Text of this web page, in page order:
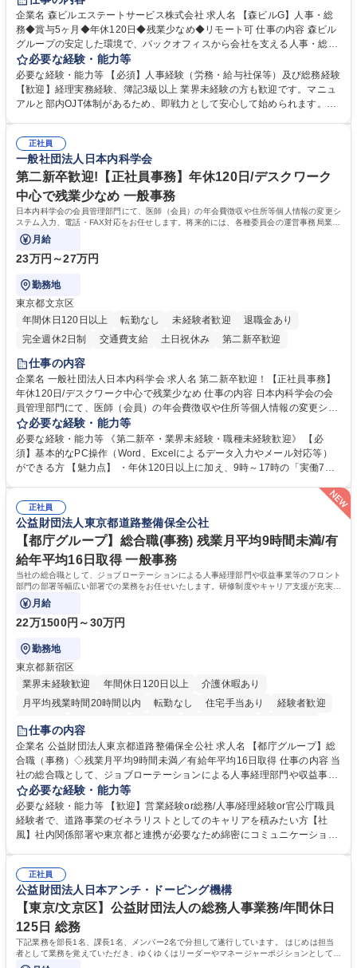
完全週休2日制 交通費支給 長期歓迎 駅近5分以内 土日祝休み
企業名 森ビルエステートサービス株式会社 求人名 【森ビルG】人事・総
務◆賞与5ヶ月◆年休120日◆残業少なめ◆リモート可 仕事の内容 森ビル
グループの安定した環境で、バックオフィスから会社を支える人事・総務
をお任せします。 労務と総務の業務をバランスよく担当し、ゆくゆくは制
度改定などのコア業務にも挑戦できる、やりがいある環境です。 ■勤怠管
理、給与計算、社会保険手続き、年末調整等の労務管理全般 ■入退社手続
き、社内規定の改定や人事制度改定などのコア業務 ■社内イベントの企画
でも質問・相談できる環境が整っているため、安心して成長できます。 募
集職種 【森ビルG】人事・総務◆賞与5ヶ月◆年休120日◆残業少なめ◆
リモート可
必要な経験・能力等
必要な経験・能力等 【必須】人事経験（労務・給与社保等）及び総務経験
【歓迎】経理実務経験、簿記3級以上 業界未経験の方も歓迎です。マニュ
アルと部内OJT体制があるため、即戦力として安心して始められます。
務に挑戦できるため、自身の成長と組織への貢献度をダイレクトに実感で
きます。 残業少なめ、週1日リモート可など、ワークライフバランスを保
ち長期活躍できる環境です。 「これまでの幅広い経験を活かし、長期的な
キャリアを築きたい」という前向きな意欲と挑戦を全力で応援します。 学
歴・資格 学歴：大学院 大学 高専 短大 専修学校 高校 語学力： 資格：日商
簿記検定1級 日商簿記検定2級 日商簿記検定3級
正社員
一般社団法人日本内科学会
第二新卒歓迎!【正社員事務】年休120日/デスクワーク
中心で残業少なめ 一般事務
日本内科学会の会員管理部門にて、医師（会員）の年会費徴収や住所等個人情報の変更シ
ステム入力、電話・FAX対応をお任せします。将来的には、各種委員会の運営事務局業務
などにも幅広く携わっていただきます。
月給
23万円～27万円
勤務地
東京都文京区
年間休日120日以上
転勤なし 未経験者歓迎
退職金あり
完全週休2日制
交通費支給 土日祝休み 第二新卒歓迎
仕事の内容
企業名 一般社団法人日本内科学会 求人名 第二新卒歓迎！【正社員事務】
年休120日/デスクワーク中心で残業少なめ 仕事の内容 日本内科学会の会
員管理部門にて、医師（会員）の年会費徴収や住所等個人情報の変更シス
テム入力、電話・FAX対応をお任せします。将来的には、各種委員会の運
営事務局業務などにも幅広く携わっていただきます。 【会員管理・データ
入力業務】 ・医師（会員）の住所変更、個人情報のシステム登録・更新
・年会費の徴収管理や入金データの照合確認 【問い合わせ対応】 ・会員
年休120日/デスクワーク中心で残業少なめ
必要な経験・能力等
必要な経験・能力等 《第二新卒・業界未経験・職種未経験歓迎》 【必
須】基本的なPC操作（Word、Excelによるデータ入力やメール対応等）
ができる方 【魅力点】 ・年休120日以上に加え、9時～17時の「実働7時
務（各種委員会運営）】 ・学会内における各種委員会のスケジュール調
整、資料作成、当日の運営サポート 学歴・資格 学歴：大学院 大学 語学
力： 資格：
正社員
公益財団法人東京都道路整備保全公社
【都庁グループ】総合職(事務) 残業月平均9時間未満/有
給年平均16日取得 一般事務
当社の総合職として、ジョブローテーションによる人事経理部門や収益事業等のフロント
部門の部署等幅広い部署での業務をお任せいたします。研修制度やキャリア支援が充実し
ております！ ※下記業務詳細
月給
22万1500円～30万円
勤務地
東京都新宿区
業界未経験歓迎
年間休日120日以上
介護休暇あり
月平均残業時間20時間以内
転勤なし 住宅手当あり
経験者歓迎
研修あり
退職金あり
駅近5分以内
資格取得手当あり 食事補助あり
仕事の内容
企業名 公益財団法人東京都道路整備保全公社 求人名 【都庁グループ】総
合職（事務）◇残業月平均9時間未満／有給年平均16日取得 仕事の内容 当
社の総合職として、ジョブローテーションによる人事経理部門や収益事業
等のフロント部門の部署等幅広い部署での業務をお任せいたします。研修
制度やキャリア支援が充実しております！ ※下記業務詳細 【業務詳細】■
管理部門：広報、人事、経理など当公社の運営に係る管理業務 ■収益部
門：駐車場の新規開拓、管理運営、新宿駅西口広場の「イベントコーナ
道路施設や道路工事現場の見学ツアー事業 ※入社後は上記いずれかの部門
へ配属。※業務内容変更の範囲：会社の定める業務 募集職種 【都庁グル
ープ】総合職（事務）◇残業月平均9時間未満／有給年平均16日取得
必要な経験・能力等
必要な経験・能力等 【歓迎】営業経験or総務/人事/経理経験or官公庁職員
経験者で、道路事業のゼネラリストとしてのキャリアを積みたい方【社
風】社内関係部署や東京都と連携が必要なため綿密にコミュニケーション
部門など多岐に渡る業務を経験できます。 ■様々なプロジェクト：駐車場
事業の他、新宿駅西口広場内に設置された照明を兼ねた広告「ブライトサ
イン」の管理運営を行うなど、事業収益を生み出す活動を積極的に行って
います。 学歴・資格 学歴：大学院 大学 高専 短大 専修学校 高校 語学力：
資格：
正社員
公益財団法人日本アンチ・ドーピング機構
【東京/文京区】公益財団法人の総務人事業務/年間休日
125日 総務
下記業務を部長1名、課長1名、メンバー2名で分担して遂行しています。 はじめは担当
者として業務を覚えていただき、ゆくゆくはリーダーやマネージャーポジションとして活
躍いただくことを期待しています。